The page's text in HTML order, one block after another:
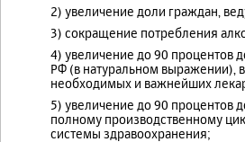
2) увеличение доли граждан,
3) сокращение потребления
4) увеличение до 90 процентов
РФ (в натуральном выражении),
необходимых и важнейших
5) увеличение до 90 процентов
полному производственному
системы здравоохранения;